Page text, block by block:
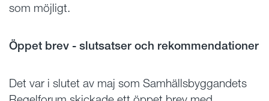
som möjligt.
Öppet brev - slutsatser och rekommendationer
Det var i slutet av maj som Samhällsbyggandets